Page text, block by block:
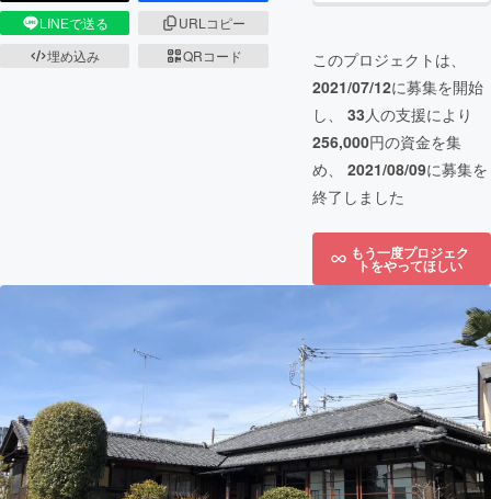
LINEで送る
URLコピー
埋め込み
QRコード
このプロジェクトは、
2021/07/12に募集を開始
し、 33人の支援により
256,000円の資金を集
め、 2021/08/09に募集を
終了しました
もう一度プロジェク
トをやってほしい